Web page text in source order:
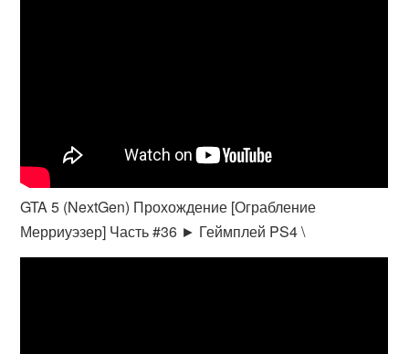
GTA 5 (NextGen) Прохождение [Ограбление
Мерриуэзер] Часть #36 ► Геймплей PS4 \